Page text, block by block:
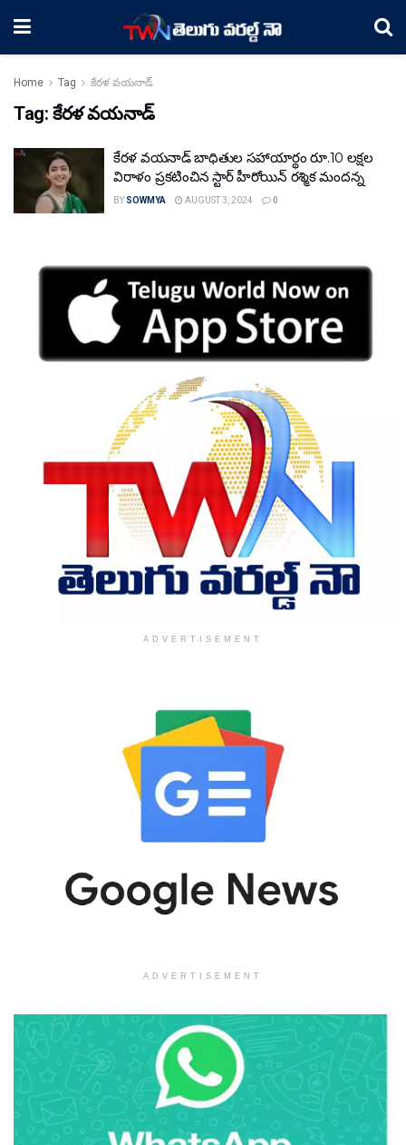
Home Tag కేరళ వయనాడ్
Tag: కేరళ వయనాడ్
కేరళ వయనాడ్ బాధితుల సహాయార్థం రూ.10 లక్షల
విరాళం ప్రకటించిన స్టార్ హీరోయిన్ రశ్మిక మందన్న
BY SOWMYA AUGUST 3, 2024 0
ADVERTISEMENT
ADVERTISEMENT